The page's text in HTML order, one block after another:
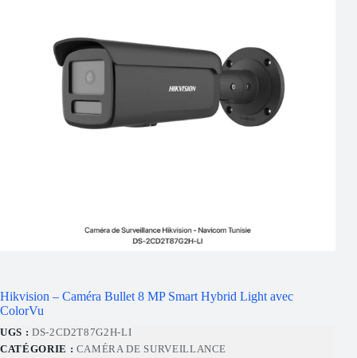
Hikvision – Caméra Bullet 8 MP Smart Hybrid Light avec
ColorVu
UGS : DS-2CD2T87G2H-LI
CATÉGORIE : CAMÉRA DE SURVEILLANCE